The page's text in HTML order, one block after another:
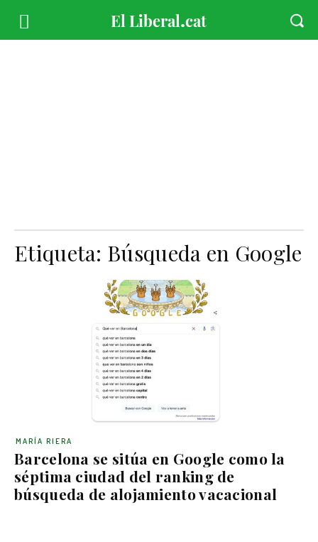
Etiqueta: Búsqueda en Google
Barcelona se sitúa en Google como la
séptima ciudad del ranking de
búsqueda de alojamiento vacacional
MARÍA RIERA